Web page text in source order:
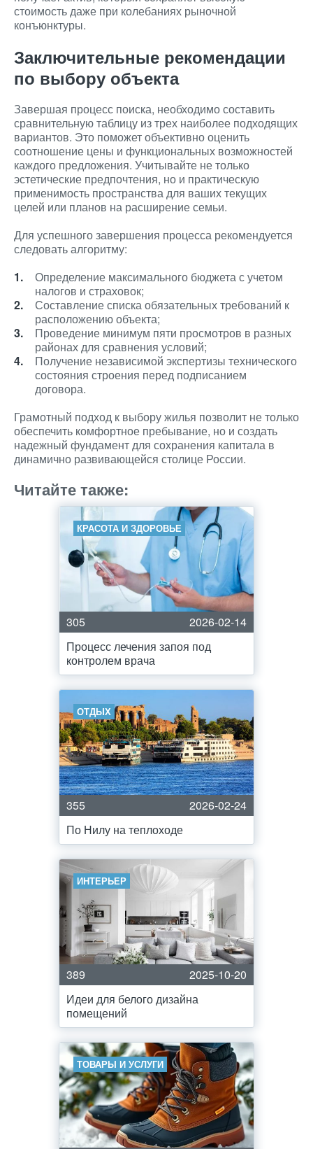
стоимость даже при колебаниях рыночной
конъюнктуры.
Заключительные рекомендации
по выбору объекта
Завершая процесс поиска, необходимо составить
сравнительную таблицу из трех наиболее подходящих
вариантов. Это поможет объективно оценить
соотношение цены и функциональных возможностей
каждого предложения. Учитывайте не только
эстетические предпочтения, но и практическую
применимость пространства для ваших текущих
целей или планов на расширение семьи.
Для успешного завершения процесса рекомендуется
следовать алгоритму:
Определение максимального бюджета с учетом
налогов и страховок;
Составление списка обязательных требований к
расположению объекта;
Проведение минимум пяти просмотров в разных
районах для сравнения условий;
Получение независимой экспертизы технического
состояния строения перед подписанием
договора.
Грамотный подход к выбору жилья позволит не только
обеспечить комфортное пребывание, но и создать
надежный фундамент для сохранения капитала в
динамично развивающейся столице России.
Читайте также:
КРАСОТА И ЗДОРОВЬЕ
305
2026-02-14
Процесс лечения запоя под
контролем врача
ОТДЫХ
355
2026-02-24
По Нилу на теплоходе
ИНТЕРЬЕР
389
2025-10-20
Идеи для белого дизайна
помещений
ТОВАРЫ И УСЛУГИ